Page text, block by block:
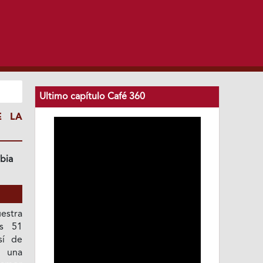
LA
51
de
una
Ultimo capítulo Café 360